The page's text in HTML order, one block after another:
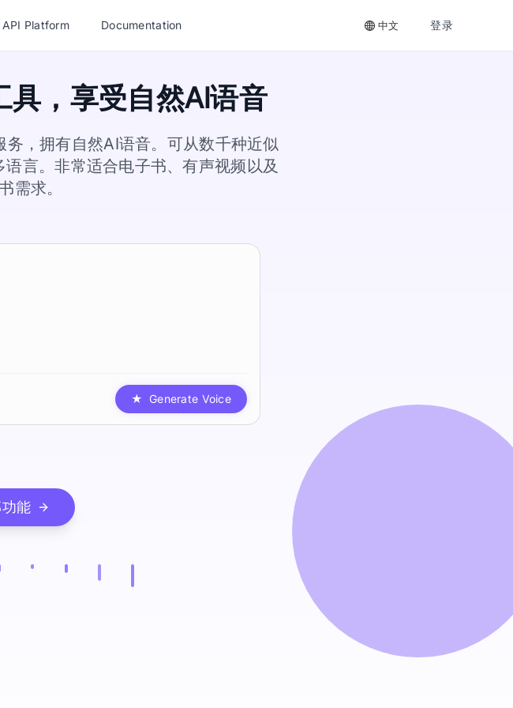
Platform Documentation 中文 登录
，享受自然AI语音
，拥有自然AI语音。可从数千种近似
言。非常适合电子书、有声视频以及
需求。
★ Generate Voice
能